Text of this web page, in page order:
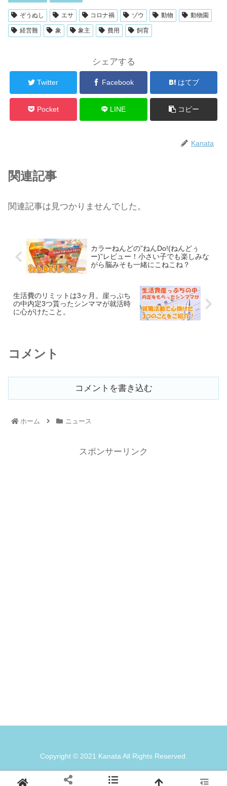
ぞうぬし エサ コロナ禍 ゾウ 動物 動物園
経営難 象 象主 費用 飼育
シェアする
Twitter Facebook はてブ
Pocket LINE コピー
Kanata
関連記事
関連記事は見つかりませんでした。
カラーねんどの”ねんDo!(ねんどぅ
ー)”レビュー！小さい子でも楽しみな
がら脳みそも一緒にこねこね？
生活費のリミットは3ヶ月。崖っぷち
の中内定3つ貰ったシンママが就活時
に心がけたこと。
コメント
コメントを書き込む
ホーム ニュース
スポンサーリンク
Copyright © 2021 Kanata All Rights Reserved.